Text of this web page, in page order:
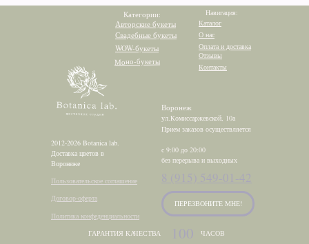
2012-2026 Botanica lab.
Доставка цветов в
Воронеже
Договор-оферта
Пользовательское соглашение
Политика конфеденциальности
ПЕРЕЗВОНИТЕ МНЕ!
Контакты
Отзывы
Оплата и доставка
О нас
Каталог
Навигация:
Категории:
Моно-букеты
WOW-букеты
Свадебные букеты
Авторские букеты
ГАРАНТИЯ КАЧЕСТВА ЧАСОВ
Прием заказов осуществляется
с 9:00 до 20:00
без перерыва и выходных
ул.Комиссаржевской, 10а
Воронеж